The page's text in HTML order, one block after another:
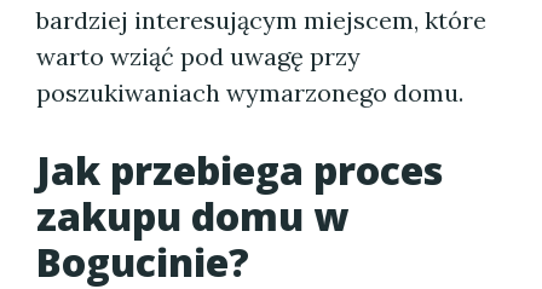
bardziej interesującym miejscem, które
warto wziąć pod uwagę przy
poszukiwaniach wymarzonego domu.
Jak przebiega proces
zakupu domu w
Bogucinie?